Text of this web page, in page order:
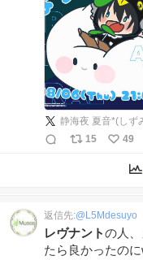
静海夜 夏音*(しず
15
49
返信先:@ L5Mdesuyo
レヴナントの人
たら良かったの